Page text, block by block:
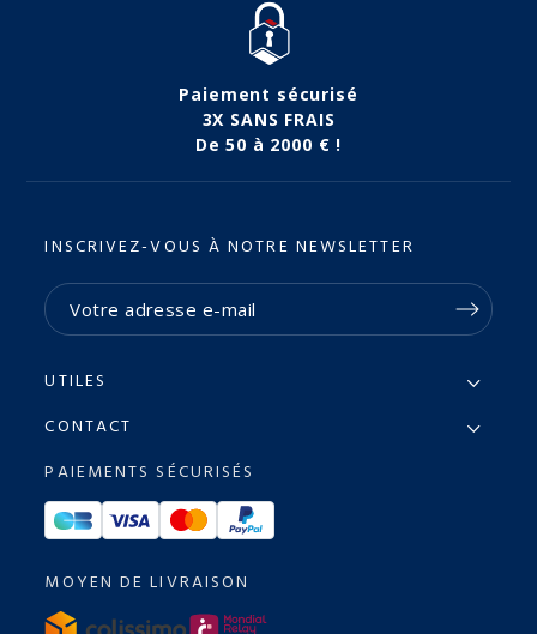
Paiement sécurisé
3X SANS FRAIS
De 50 à 2000 € !
INSCRIVEZ-VOUS À NOTRE NEWSLETTER
UTILES
CONTACT
PAIEMENTS SÉCURISÉS
MOYEN DE LIVRAISON